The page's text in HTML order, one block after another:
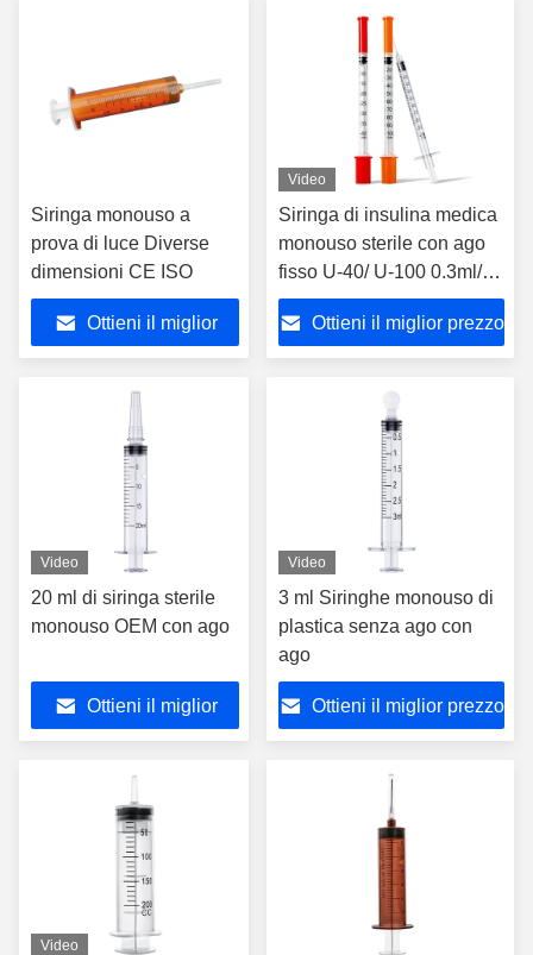
Siringa monouso a
prova di luce Diverse
dimensioni CE ISO
Ottieni il miglior
Video
Siringa di insulina medica
monouso sterile con ago
fisso U-40/ U-100 0.3ml/
0.5ml/ 1.0ml FDA CE ISO
Ottieni il miglior prezzo
Video
20 ml di siringa sterile
monouso OEM con ago
Ottieni il miglior
Video
3 ml Siringhe monouso di
plastica senza ago con
ago
Ottieni il miglior prezzo
Video